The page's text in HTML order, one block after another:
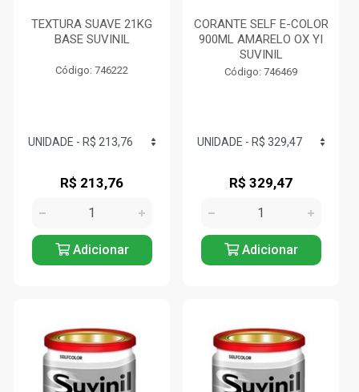
TEXTURA SUAVE 21KG
BASE SUVINIL
Código: 746222
R$ 213,76
Adicionar
CORANTE SELF E-COLOR
900ML AMARELO OX YI
SUVINIL
Código: 746469
R$ 329,47
Adicionar